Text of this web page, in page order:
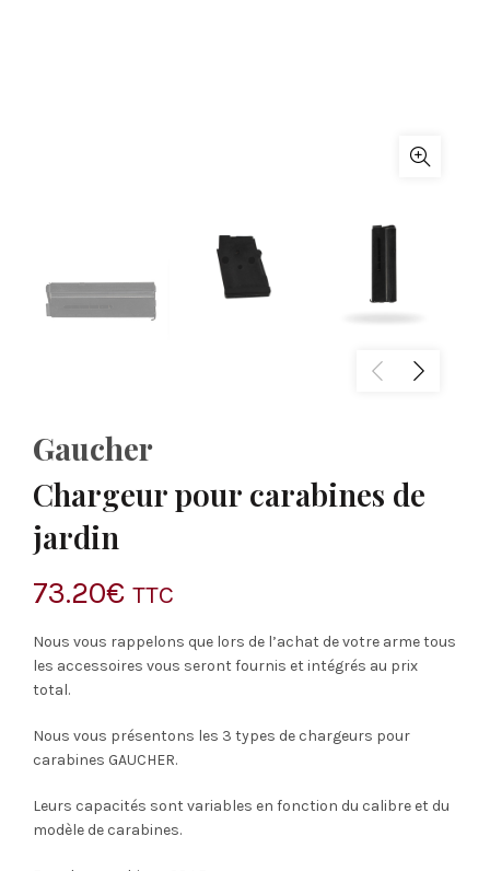
Gaucher
Chargeur pour carabines de
jardin
73.20€ TTC
Nous vous rappelons que lors de l’achat de votre arme tous
les accessoires vous seront fournis et intégrés au prix
total.
Nous vous présentons les 3 types de chargeurs pour
carabines GAUCHER.
Leurs capacités sont variables en fonction du calibre et du
modèle de carabines.